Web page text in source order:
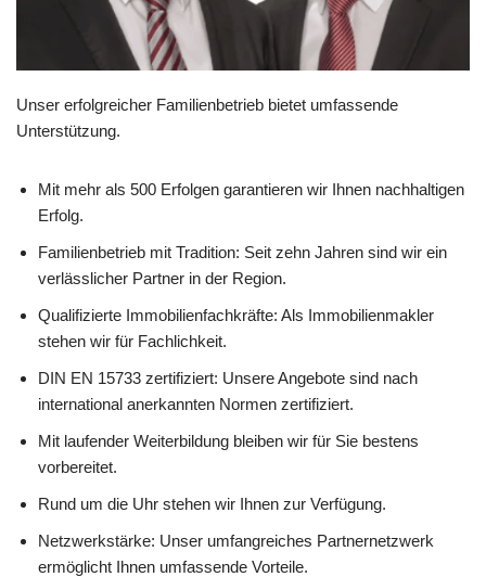
Unser erfolgreicher Familienbetrieb bietet umfassende
Unterstützung.
Mit mehr als 500 Erfolgen garantieren wir Ihnen nachhaltigen
Erfolg.
Familienbetrieb mit Tradition: Seit zehn Jahren sind wir ein
verlässlicher Partner in der Region.
Qualifizierte Immobilienfachkräfte: Als Immobilienmakler
stehen wir für Fachlichkeit.
DIN EN 15733 zertifiziert: Unsere Angebote sind nach
international anerkannten Normen zertifiziert.
Mit laufender Weiterbildung bleiben wir für Sie bestens
vorbereitet.
Rund um die Uhr stehen wir Ihnen zur Verfügung.
Netzwerkstärke: Unser umfangreiches Partnernetzwerk
ermöglicht Ihnen umfassende Vorteile.